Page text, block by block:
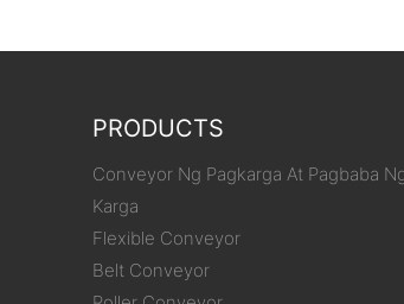
PRODUCTS
Conveyor Ng Pagkarga At Pagbaba
Karga
Flexible Conveyor
Belt Conveyor